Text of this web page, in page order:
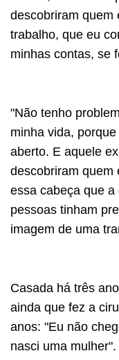
descobriram quem
trabalho, que eu
minhas contas, se
"Não tenho
minha vida,
aberto. E aquele
descobriram quem
essa cabeça que
pessoas tinham
imagem de uma
Casada há três
ainda que fez a
anos: "Eu não
nasci uma mulher".